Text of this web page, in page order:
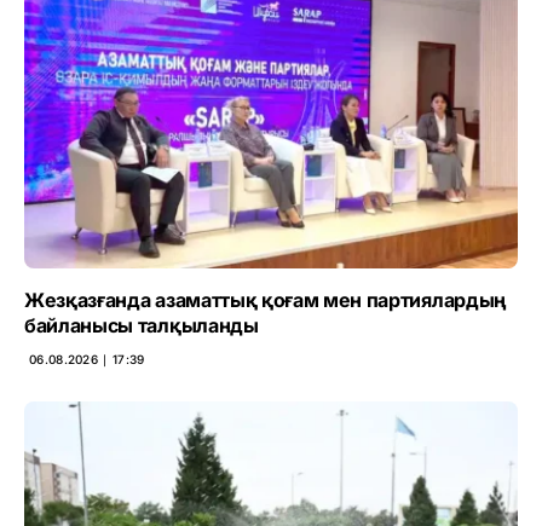
Жезқазғанда азаматтық қоғам мен партиялардың
байланысы талқыланды
06.08.2026 ∣ 17:39